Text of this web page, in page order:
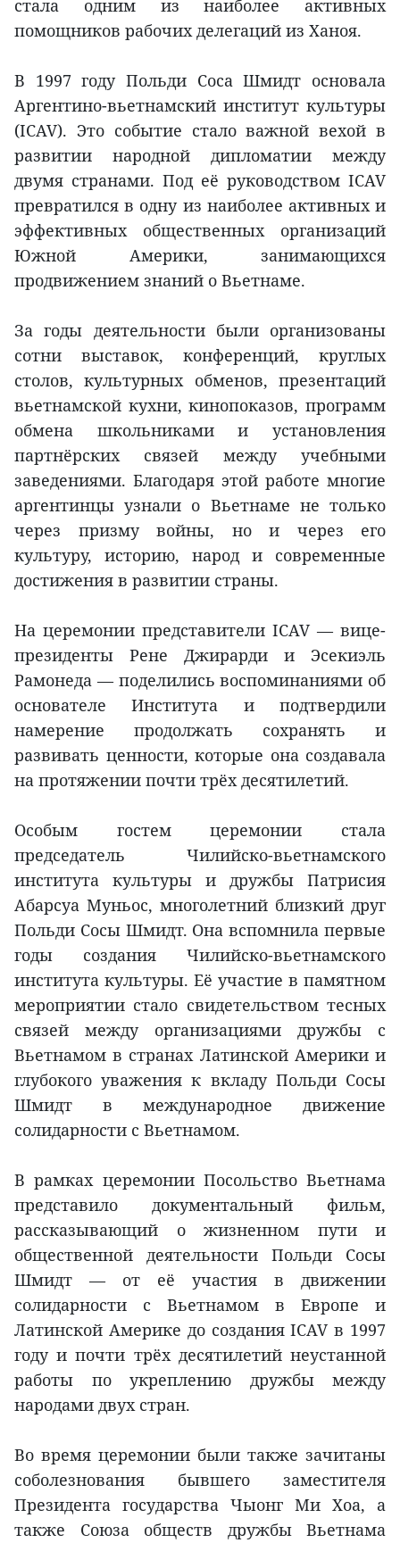
стала одним из наиболее активных
помощников рабочих делегаций из Ханоя.
В 1997 году Польди Соса Шмидт основала
Аргентино-вьетнамский институт культуры
(ICAV). Это событие стало важной вехой в
развитии народной дипломатии между
двумя странами. Под её руководством ICAV
превратился в одну из наиболее активных и
эффективных общественных организаций
Южной Америки, занимающихся
продвижением знаний о Вьетнаме.
За годы деятельности были организованы
сотни выставок, конференций, круглых
столов, культурных обменов, презентаций
вьетнамской кухни, кинопоказов, программ
обмена школьниками и установления
партнёрских связей между учебными
заведениями. Благодаря этой работе многие
аргентинцы узнали о Вьетнаме не только
через призму войны, но и через его
культуру, историю, народ и современные
достижения в развитии страны.
На церемонии представители ICAV — вице-
президенты Рене Джирарди и Эсекиэль
Рамонеда — поделились воспоминаниями об
основателе Института и подтвердили
намерение продолжать сохранять и
развивать ценности, которые она создавала
на протяжении почти трёх десятилетий.
Особым гостем церемонии стала
председатель Чилийско-вьетнамского
института культуры и дружбы Патрисия
Абарсуа Муньос, многолетний близкий друг
Польди Сосы Шмидт. Она вспомнила первые
годы создания Чилийско-вьетнамского
института культуры. Её участие в памятном
мероприятии стало свидетельством тесных
связей между организациями дружбы с
Вьетнамом в странах Латинской Америки и
глубокого уважения к вкладу Польди Сосы
Шмидт в международное движение
солидарности с Вьетнамом.
В рамках церемонии Посольство Вьетнама
представило документальный фильм,
рассказывающий о жизненном пути и
общественной деятельности Польди Сосы
Шмидт — от её участия в движении
солидарности с Вьетнамом в Европе и
Латинской Америке до создания ICAV в 1997
году и почти трёх десятилетий неустанной
работы по укреплению дружбы между
народами двух стран.
Во время церемонии были также зачитаны
соболезнования бывшего заместителя
Президента государства Чыонг Ми Хоа, а
также Союза обществ дружбы Вьетнама